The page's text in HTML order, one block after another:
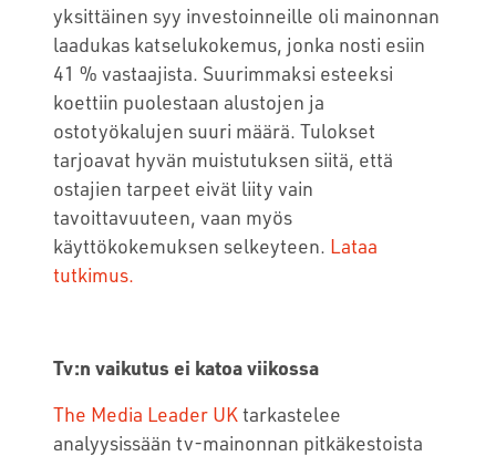
yksittäinen syy investoinneille oli mainonnan
laadukas katselukokemus, jonka nosti esiin
41 % vastaajista. Suurimmaksi esteeksi
koettiin puolestaan alustojen ja
ostotyökalujen suuri määrä. Tulokset
tarjoavat hyvän muistutuksen siitä, että
ostajien tarpeet eivät liity vain
tavoittavuuteen, vaan myös
käyttökokemuksen selkeyteen. Lataa
tutkimus.
Tv:n vaikutus ei katoa viikossa
The Media Leader UK tarkastelee
analyysissään tv-mainonnan pitkäkestoista